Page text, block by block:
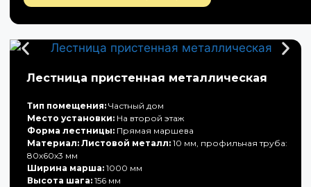
Лестница пристенная металлическая
Тип помещения: Частный дом
Место установки: На второй этаж
Форма лестницы: Прямая маршева
Материал: Листовой металл: 10 мм, профильная труба:
80х60х3 мм
Ширина марша: 1000 мм
Высота шага: 156 мм